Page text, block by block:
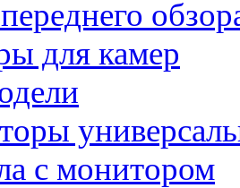
для камер
с монитором